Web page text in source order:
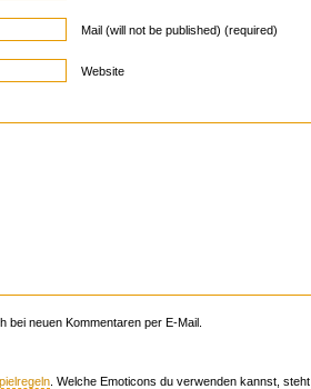
Mail (will not be published) (required)
Website
bei neuen Kommentaren per E-Mail.
. Welche Emoticons du verwenden kannst, steht